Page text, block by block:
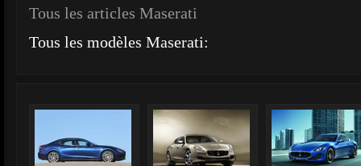
Tous les articles Maserati
Tous les modèles Maserati: